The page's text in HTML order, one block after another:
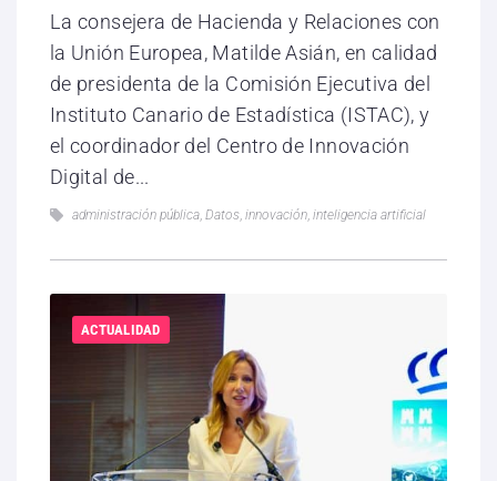
La consejera de Hacienda y Relaciones con
la Unión Europea, Matilde Asián, en calidad
de presidenta de la Comisión Ejecutiva del
Instituto Canario de Estadística (ISTAC), y
el coordinador del Centro de Innovación
Digital de...
administración pública, Datos, innovación, inteligencia artificial
ACTUALIDAD